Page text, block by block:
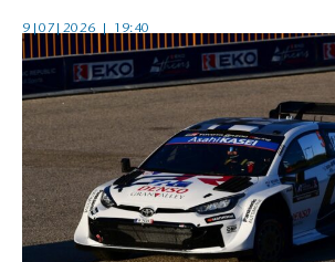
9|07|2026 | 19:40